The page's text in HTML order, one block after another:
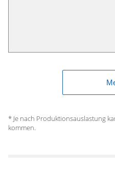
* Je nach Produktionsauslastung
kommen.